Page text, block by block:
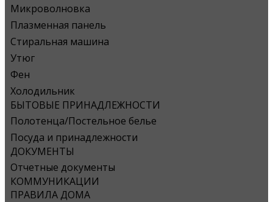
Микроволновка
Плазменная панель
Стиральная машина
Утюг
Фен
Холодильник
БЫТОВЫЕ ПРИНАДЛЕЖНОСТИ
Полотенца/Постельное белье
Посуда и принадлежности
ДОКУМЕНТЫ
Отчетные документы
КОММУНИКАЦИИ
ПРАВИЛА ДОМА